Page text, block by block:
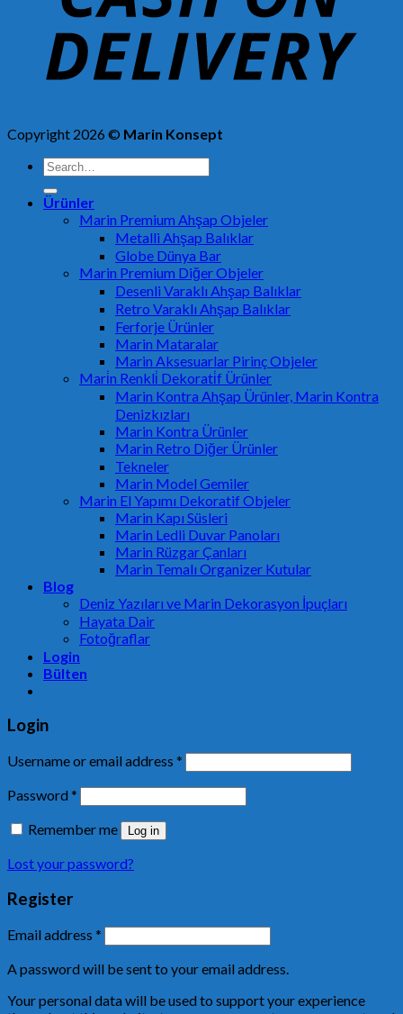
Copyright 2026 © Marin Konsept
Search
for:
Ürünler
Marin Premium Ahşap Objeler
Metalli Ahşap Balıklar
Globe Dünya Bar
Marin Premium Diğer Objeler
Desenli Varaklı Ahşap Balıklar
Retro Varaklı Ahşap Balıklar
Ferforje Ürünler
Marin Mataralar
Marin Aksesuarlar Pirinç Objeler
Mari̇n Renkli̇ Dekorati̇f Ürünler
Marin Kontra Ahşap Ürünler, Marin Kontra
Denizkızları
Marin Kontra Ürünler
Marin Retro Diğer Ürünler
Tekneler
Marin Model Gemiler
Marin El Yapımı Dekoratif Objeler
Marin Kapı Süsleri
Marin Ledli Duvar Panoları
Marin Rüzgar Çanları
Marin Temalı Organizer Kutular
Blog
Deniz Yazıları ve Marin Dekorasyon İpuçları
Hayata Dair
Fotoğraflar
Login
Bülten
Login
Username or email address *
Password*
Remember me
Log in
Lost your password?
Register
Email address *
A password will be sent to your email address.
Your personal data will be used to support your experience